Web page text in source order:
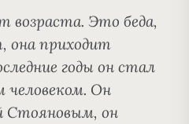
возраста. Это беда,
она приходит
годы он стал
человеком. Он
Стояновым, он